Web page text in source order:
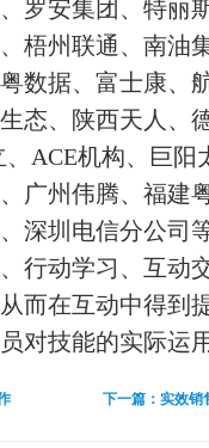
罗安集团、特丽
梧州联通、南油
数据、富士康、
态、陕西天人、
ACE机构、巨
广州伟腾、福建
深圳电信分公司
行动学习、互动
而在互动中得到
对技能的实际运
下一篇：实效销